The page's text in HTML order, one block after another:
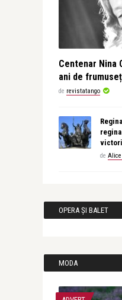
Centenar Nina
ani de
de revistatango
de
OPERA ȘI BALET
MODA